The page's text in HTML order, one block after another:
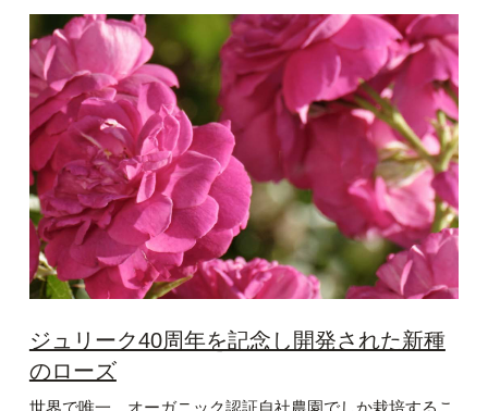
ジュリーク40周年を記念し開発された新種
のローズ